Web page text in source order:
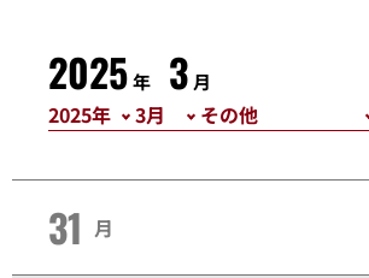
2025年 3 月
31 月